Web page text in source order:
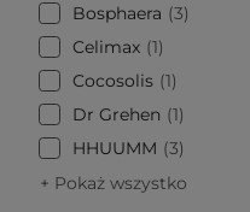
Bosphaera
3
Celimax 1
Cocosolis 1
Dr Grehen
1
HHUUMM
3
+ Pokaż wszystko